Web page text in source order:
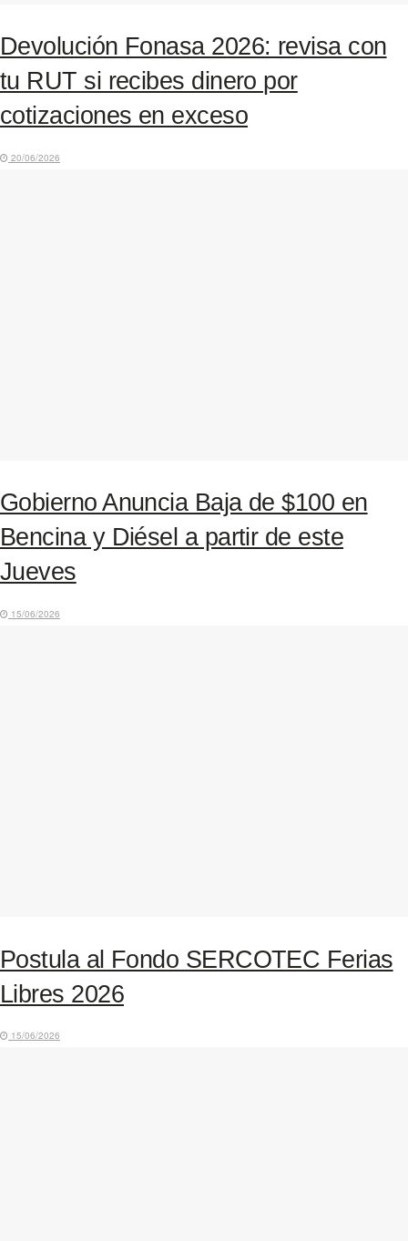
Devolución Fonasa 2026: revisa con
tu RUT si recibes dinero por
cotizaciones en exceso
20/06/2026
Gobierno Anuncia Baja de $100 en
Bencina y Diésel a partir de este
Jueves
15/06/2026
Postula al Fondo SERCOTEC Ferias
Libres 2026
15/06/2026